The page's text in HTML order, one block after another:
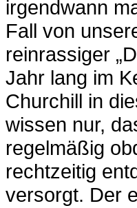
irgendwann
Fall von
reinrassiger
Jahr lang im
Churchill in
wissen nur,
regelmäßig
rechtzeitig
versorgt. Der